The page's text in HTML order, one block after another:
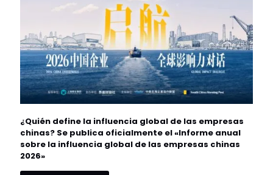
¿Quién define la influencia global de las empresas
chinas? Se publica oficialmente el «Informe anual
sobre la influencia global de las empresas chinas
2026»